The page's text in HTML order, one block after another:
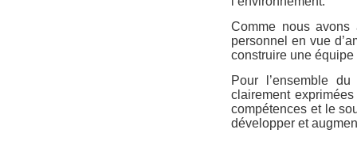
Comme nous
personnel en vue
construire une
Pour l’ensemble
clairement
compétences et le
développer et